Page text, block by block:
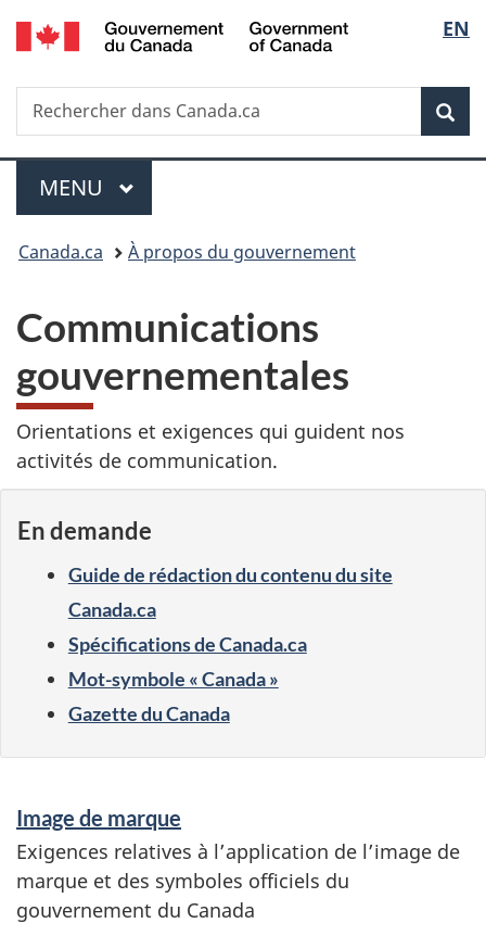
Passer
au
principal
Passer
à
Au
du
Passer
à
version
simplifiée
de
la
EN
Recherche
Rechercher
dans
Menu
MENU PRINCIPAL
Vous
ici :
Canada.ca À propos du gouvernement
Communications
gouvernementales
Orientations et exigences qui guident nos
activités de communication.
En demande
Guide de rédaction du contenu du site
Canada.ca
Spécifications de Canada.ca
Mot-symbole « Canada »
Gazette du Canada
e
r
v
Image de marque
Exigences relatives à l’application de l’image de
marque et des symboles officiels du
gouvernement du Canada